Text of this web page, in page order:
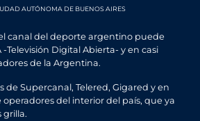
AUTÓNOMA DE BUENOS AIRES
canal del deporte argentino puede
-Televisión Digital Abierta- y en casi
de la Argentina.
de Supercanal, Telered, Gigared y en
operadores del interior del país, que ya
grilla.